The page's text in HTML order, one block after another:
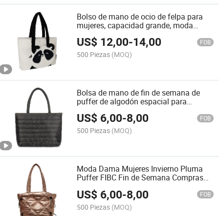
Bolso de mano de ocio de felpa para
mujeres, capacidad grande, moda
invierno, (CY2800)
US$ 12,00-14,00 FOB
500 Piezas (MOQ)
Bolsa de mano de fin de semana de
puffer de algodón espacial para
mujeres en Guangzhou (CY3392)
US$ 6,00-8,00 FOB
500 Piezas (MOQ)
Moda Dama Mujeres Invierno Pluma
Puffer FIBC Fin de Semana Compras
US$ 6,00-8,00 FOB
500 Piezas (MOQ)